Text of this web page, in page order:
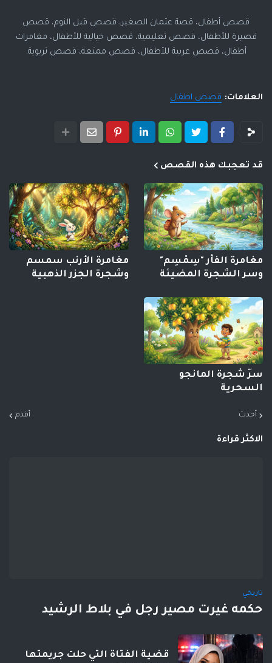
قصص أطفال، قصة عثمان الصغير، قصص قبل النوم، قصص
قصيرة للأطفال، قصص تعليمية، قصص خيالية للأطفال، مغامرات
أطفال، قصص عربية للأطفال، قصص ممتعة، قصص تربوية.
العلامات: قصص اطفال
قد تعجبك هذه القصص
مغامرة الفأر "سِمْسِم"
وسر الشجرة المضيئة
مغامرة الأرنب سمسم
وشجرة الجزر الذهبية
سرّ شجرة المانجو
السحرية
أحدث أقدم
الاكثر قراءة
تاريخي
حكمه غيرت مصير رجل في بلاط الرشيد
قضية الفتاة التي حلت جريمتها